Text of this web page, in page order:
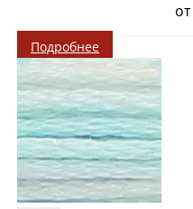
Подробнее